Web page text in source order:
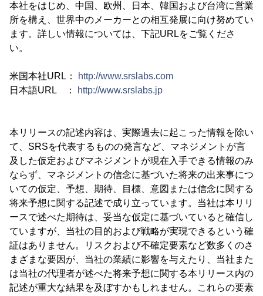
本社をはじめ、中国、欧州、日本、韓国および台湾に営業
所を構え、世界中のメーカーとの相互発展に向け努めてい
ます。詳しい情報については、下記URLをご覧くださ
い。
米国本社URL：
http://www.srslabs.com
日本語URL ：
http://www.srslabs.jp
本リリースの記述内容は、実際過去に起こった情報を除い
て、SRSを代表するものの発言など、マネジメントが言
及した仮定およびマネジメントが現在入手できる情報のみ
ならず、マネジメントの信念に基づいた将来の出来事につ
いての仮定、予想、期待、目標、意図または信念に関する
将来予想に関する記述で成り立っています。当社は本リリ
ースで述べた期待は、妥当な仮定に基づいていると確信し
ていますが、当社の目的および戦略が実現できるという確
証はありません。リスクおよび不確定要素など数多くのさ
まざまな要因が、当社の業績に影響を与えたり、当社また
は当社の代理者が述べた将来予想に関する本リリース内の
記述が重大な結果を及ぼすかもしれません。これらの要素